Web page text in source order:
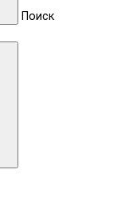
Поиск